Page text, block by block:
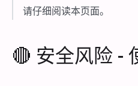
请仔细阅读本页面。
🔴 安全风险 -